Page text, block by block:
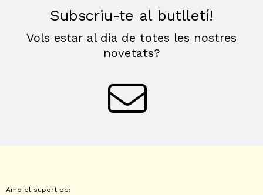
Subscriu-te al butlletí!
Vols estar al dia de totes les nostres
novetats?
Amb el suport de: